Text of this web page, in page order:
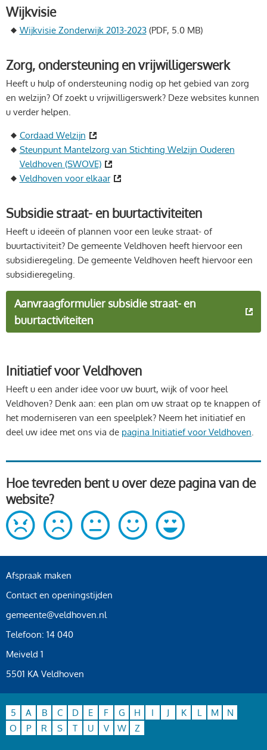
Wijkvisie
Wijkvisie Zonderwijk 2013-2023 (PDF, 5.0 MB)
Zorg, ondersteuning en vrijwilligerswerk
Heeft u hulp of ondersteuning nodig op het gebied van zorg
en welzijn? Of zoekt u vrijwilligerswerk? Deze websites kunnen
u verder helpen.
Cordaad Welzijn
Steunpunt Mantelzorg van Stichting Welzijn Ouderen
Veldhoven (SWOVE)
Veldhoven voor elkaar
Subsidie straat- en buurtactiviteiten
Heeft u ideeën of plannen voor een leuke straat- of
buurtactiviteit? De gemeente Veldhoven heeft hiervoor een
subsidieregeling. De gemeente Veldhoven heeft hiervoor een
subsidieregeling.
Aanvraagformulier subsidie straat- en
buurtactiviteiten
Initiatief voor Veldhoven
Heeft u een ander idee voor uw buurt, wijk of voor heel
Veldhoven? Denk aan: een plan om uw straat op te knappen of
het moderniseren van een speelplek? Neem het initiatief en
deel uw idee met ons via de pagina Initiatief voor Veldhoven.
Hoe tevreden bent u over deze pagina van de
website?
Afspraak maken
Contact en openingstijden
gemeente@veldhoven.nl
Telefoon: 14 040
Meiveld 1
5501 KA Veldhoven
5 A B C D E F G H I J K L M
N
O
P R S T U V W Z